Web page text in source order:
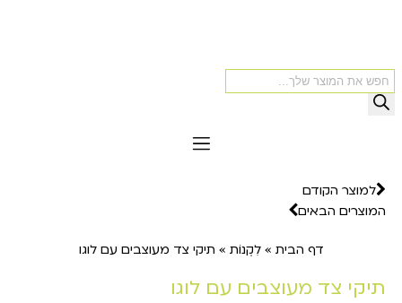
למוצר הקודם
המוצרים הבאים
דף הבית »לִקְנוֹת » תיקי צד מעוצבים עם לוגו
תיקי צד מעוצבים עם לוגו